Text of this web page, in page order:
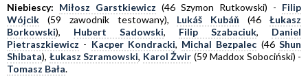
Niebiescy: Miłosz Garstkiewicz (46 Szymon Rutkowski) - Filip
Wójcik (59 zawodnik testowany), Lukáš Kubáň (46Łukasz
Borkowski), Hubert Sadowski, Filip Szabaciuk, Daniel
Pietraszkiewicz - Kacper Kondracki, Michal Bezpalec (46Shun
Shibata), Łukasz Szramowski, Karol Żwir (59 Maddox Sobociński) -
Tomasz Bała.